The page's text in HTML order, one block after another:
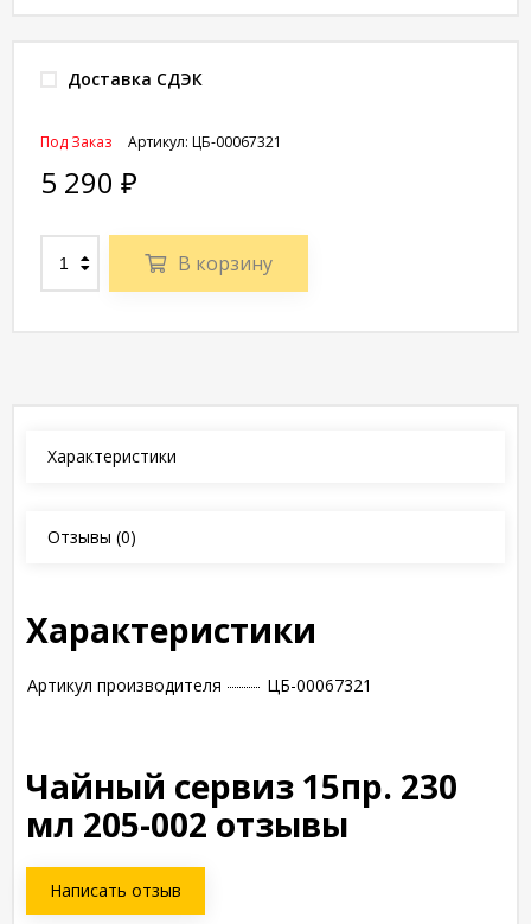
Доставка СДЭК
Артикул: ЦБ-00067321
Под Заказ
5 290 ₽
В корзину
Характеристики
Отзывы (0)
Характеристики
Артикул производителя ЦБ-00067321
Чайный сервиз 15пр. 230
мл 205-002 отзывы
Написать отзыв